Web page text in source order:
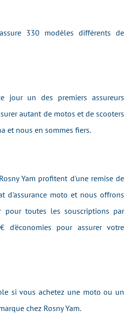
330 modèles différents de
jour un des premiers assureurs
autant de motos et de scooters
et nous en sommes fiers.
Yam profitent d'une remise de
d'assurance moto et nous offrons
pour toutes les souscriptions par
d'économies pour assurer votre
si vous achetez une moto ou un
chez Rosny Yam.